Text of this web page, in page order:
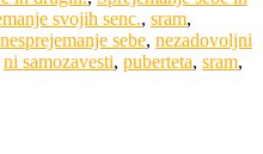
svojih senc., sram,
nesprejemanje sebe, nezadovoljni
ni samozavesti, puberteta, sram,